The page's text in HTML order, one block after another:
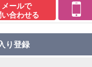
メールで
い合わせる
り登録